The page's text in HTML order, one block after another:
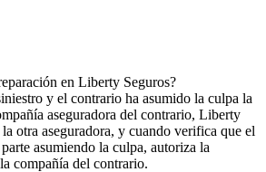
en Liberty Seguros?
y el contrario ha asumido la culpa la
aseguradora del contrario, Liberty
otra aseguradora, y cuando verifica que el
asumiendo la culpa, autoriza la
compañía del contrario.